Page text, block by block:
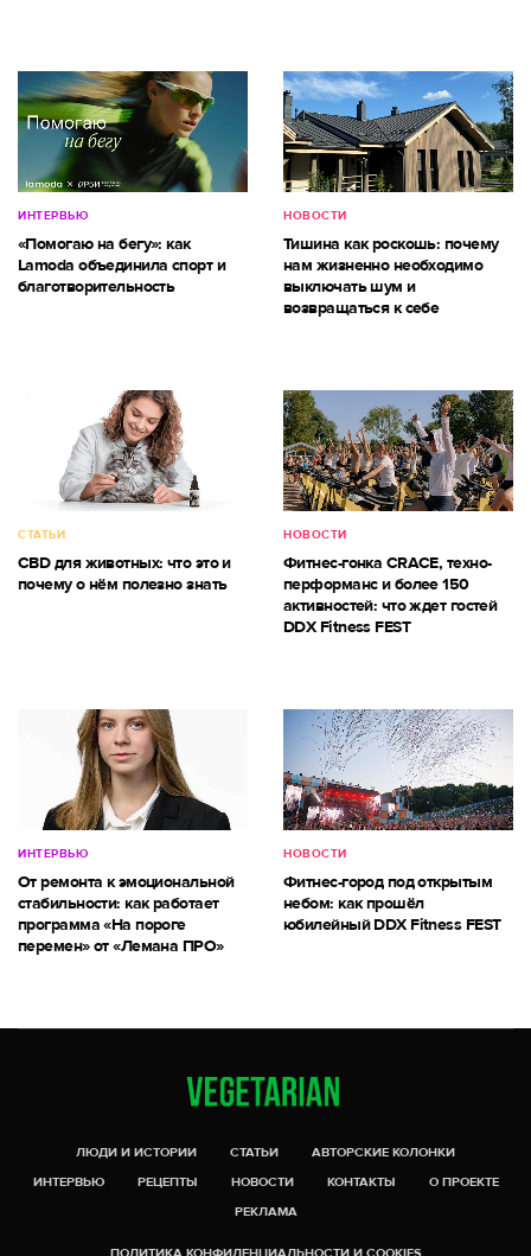
ИНТЕРВЬЮ
«Помогаю на бегу»: как
Lamoda объединила спорт и
благотворительность
НОВОСТИ
Тишина как роскошь: почему
нам жизненно необходимо
выключать шум и
возвращаться к себе
СТАТЬИ
CBD для животных: что это и
почему о нём полезно знать
НОВОСТИ
Фитнес-гонка CRACE, техно-
перформанс и более 150
активностей: что ждет гостей
DDX Fitness FEST
ИНТЕРВЬЮ
От ремонта к эмоциональной
стабильности: как работает
программа «На пороге
перемен» от «Лемана ПРО»
НОВОСТИ
Фитнес-город под открытым
небом: как прошёл
юбилейный DDX Fitness FEST
ЛЮДИ И ИСТОРИИ СТАТЬИ
АВТОРСКИЕ КОЛОНКИ
ИНТЕРВЬЮ
РЕЦЕПТЫ НОВОСТИ КОНТАКТЫ
О ПРОЕКТЕ
РЕКЛАМА